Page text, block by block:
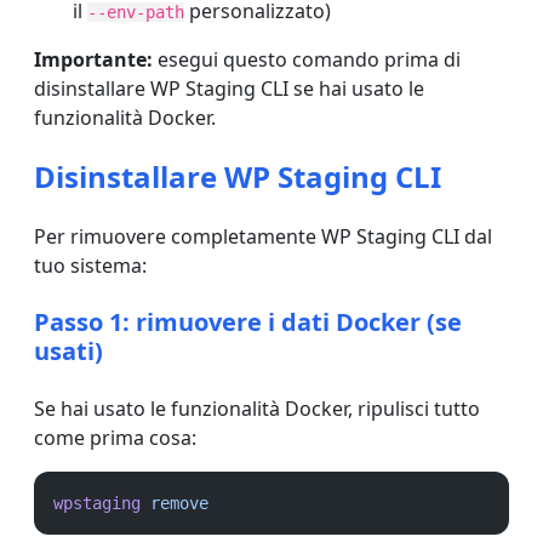
il --env-path personalizzato)
Importante: esegui questo comando prima di
disinstallare WP Staging CLI se hai usato le
funzionalità Docker.
Disinstallare WP Staging CLI
Per rimuovere completamente WP Staging CLI dal
tuo sistema:
Passo 1: rimuovere i dati Docker (se
usati)
Se hai usato le funzionalità Docker, ripulisci tutto
come prima cosa:
wpstaging remove